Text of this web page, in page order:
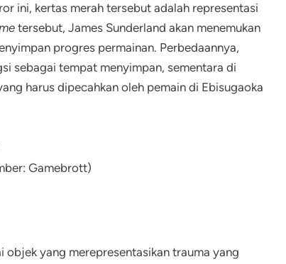
ini, kertas merah tersebut adalah representasi
tersebut, James Sunderland akan menemukan
progres permainan. Perbedaannya,
sebagai tempat menyimpan, sementara di
harus dipecahkan oleh pemain di Ebisugaoka
Gamebrott)
yang merepresentasikan trauma yang